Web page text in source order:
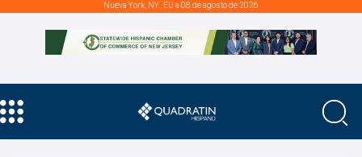
Nueva York, NY., EU a 08 de agosto de 2026